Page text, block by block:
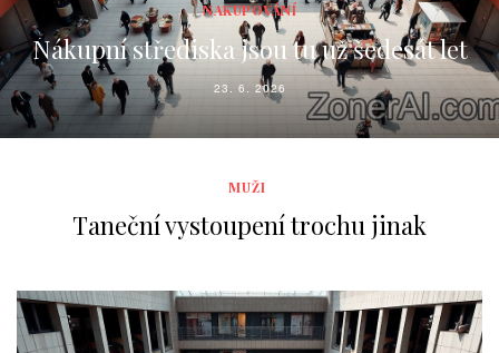
NAKUPOVÁNÍ
Nákupní střediska jsou tu už šedesát let
23. 6. 2026
MUŽI
Taneční vystoupení trochu jinak